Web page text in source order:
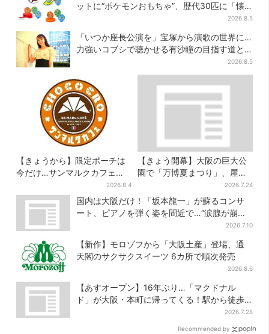
ットに“ポケモンおもちゃ”、歴代30匹に「懐
2026.8.5
「いつか座長公演を」宝塚から演歌の世界に…
力強いコブシで聴かせる有沙瞳の目指す道と
2026.8.5
【きょうから】限定ポーチは
今だけ…サンマルクカフェ初
の「夏福袋」、実質無料でレ
アグッズが手に入る
2026.8.4
【きょう開幕】大阪の巨大公
園で「万博夏まつり」、屋台
グルメ＆幻想的イルミネーシ
ョン…計27日間開催
2026.7.24
国内は大阪だけ！「坂本龍一」が蘇るコンサ
ート、ピアノを弾く姿を間近で…“涙腺が崩
2026.7.10
【新作】モロゾフから「大阪土産」登場、通
天閣のサクサクスイーツ 6カ所で順次発売
2026.8.6
【あすオープン】16年ぶり…「マクドナル
ド」が大阪・本町に帰ってくる！駅から徒歩1
2026.7.28
Recommended by